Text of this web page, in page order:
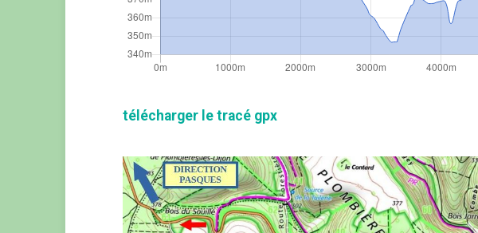
télécharger le tracé gpx